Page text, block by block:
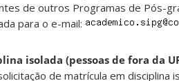
de outros Programas de Pós-
para o e-mail:
isolada (pessoas de fora da
de matrícula em